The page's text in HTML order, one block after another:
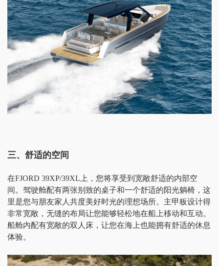
三、舒适的空间
在FJORD 39XP/39XL上，您将享受到宽敞舒适的内部空
间。驾驶舱配有两张别致的桌子和一个舒适的阳光躺椅，这
里是您与朋友家人共度美好时光的理想场所。主甲板设计得
非常宽敞，无缝的布局让您能够轻松地在船上移动和互动。
船舱内配有宽敞的双人床，让您在海上也能拥有舒适的休息
体验。